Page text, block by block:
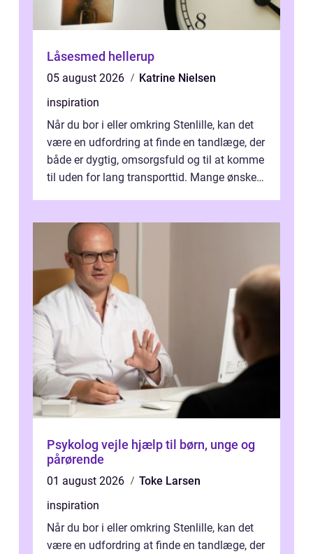
Låsesmed hellerup
05 august 2026
Katrine Nielsen
inspiration
Når du bor i eller omkring Stenlille, kan det
være en udfordring at finde en tandlæge, der
både er dygtig, omsorgsfuld og til at komme
til uden for lang transporttid. Mange ønsker
Psykolog vejle hjælp til børn, unge og
pårørende
01 august 2026
Toke Larsen
inspiration
Når du bor i eller omkring Stenlille, kan det
være en udfordring at finde en tandlæge, der